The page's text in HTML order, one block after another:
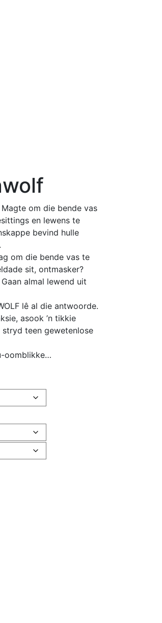
Magte om die bende vas
en lewens te
bevind hulle
om die bende vas te
sit, ontmasker?
almal lewend uit
lê al die antwoorde.
asook ’n tikkie
stryd teen gewetenlose
oomblikke…